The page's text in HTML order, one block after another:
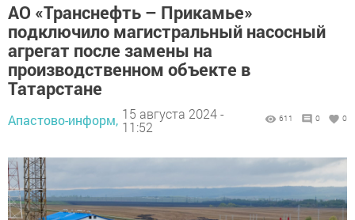
АО «Транснефть – Прикамье»
подключило магистральный насосный
агрегат после замены на
производственном объекте в
Татарстане
Апастово-информ, 15 августа 2024 -
11:52
611 0 0